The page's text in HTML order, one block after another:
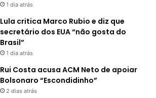
1 dia atrás
Lula critica Marco Rubio e diz que
secretário dos EUA “não gosta do
Brasil”
1 dia atrás
Rui Costa acusa ACM Neto de apoiar
Bolsonaro “Escondidinho”
2 dias atrás